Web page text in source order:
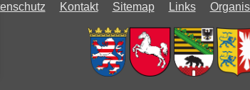
Kontakt Sitemap Links